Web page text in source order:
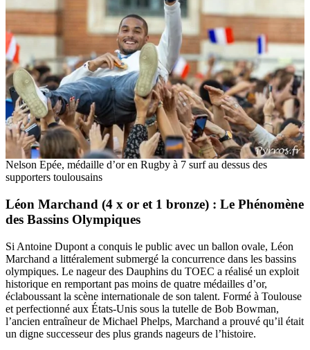
Nelson Epée, médaille d’or en Rugby à 7 surf au dessus des
supporters toulousains
Léon Marchand (4 x or et 1 bronze) : Le Phénomène
des Bassins Olympiques
Si Antoine Dupont a conquis le public avec un ballon ovale, Léon
Marchand a littéralement submergé la concurrence dans les bassins
olympiques. Le nageur des Dauphins du TOEC a réalisé un exploit
historique en remportant pas moins de quatre médailles d’or,
éclaboussant la scène internationale de son talent. Formé à Toulouse
et perfectionné aux États-Unis sous la tutelle de Bob Bowman,
l’ancien entraîneur de Michael Phelps, Marchand a prouvé qu’il était
un digne successeur des plus grands nageurs de l’histoire.